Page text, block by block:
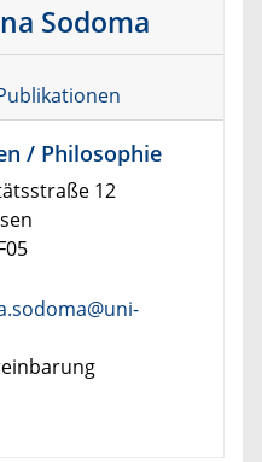
Sodoma
/ Philosophie
12